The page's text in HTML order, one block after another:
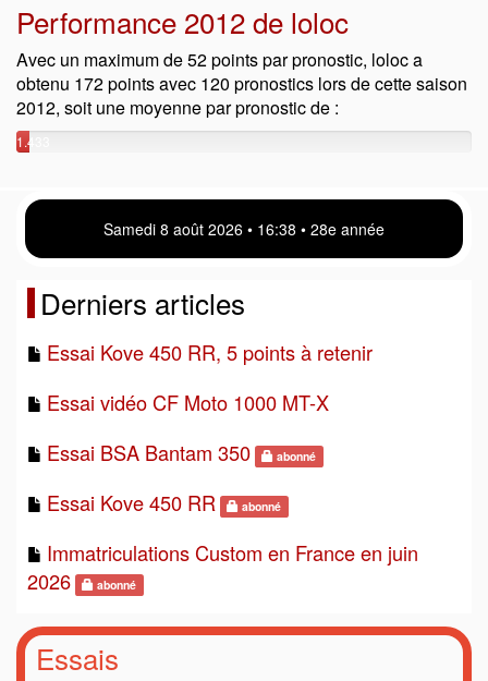
Performance 2012 de loloc
Avec un maximum de 52 points par pronostic, loloc a
obtenu 172 points avec 120 pronostics lors de cette saison
2012, soit une moyenne par pronostic de :
1.433
Samedi 8 août 2026 • 16 38 • 28e année
Derniers articles
Essai Kove 450 RR, 5 points à retenir
Essai vidéo CF Moto 1000 MT-X
Essai BSA Bantam 350
abonné
Essai Kove 450 RR abonné
Immatriculations Custom en France en juin
2026
abonné
Essais